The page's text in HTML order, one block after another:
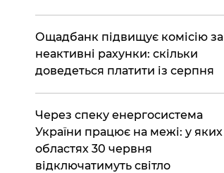
​Ощадбанк підвищує комісію за
неактивні рахунки: скільки
доведеться платити із серпня
Через спеку енергосистема
України працює на межі: у яких
областях 30 червня
відключатимуть світло